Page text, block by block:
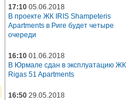
17:10 05.06.2018
В проекте ЖК IRIS Shampeteris
Apartments в Риге будет четыре
очереди
16:10 01.06.2018
В Юрмале сдан в эксплуатацию ЖК
Rigas 51 Apartments
16:50 29.05.2018